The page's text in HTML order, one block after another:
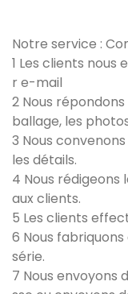
Notre service :
1 Les clients
r e-mail
2 Nous
ballage, les
3 Nous
les détails.
4 Nous
aux clients.
5 Les clients
6 Nous
série.
7 Nous envoyons